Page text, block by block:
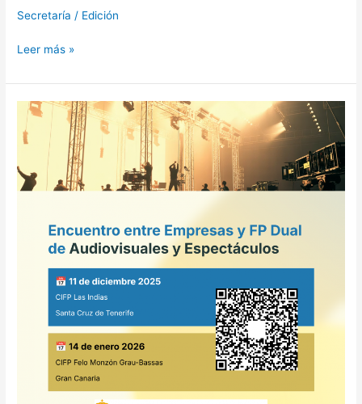
Secretaría / Edición
Leer más »
Encuentro
entre
empresas
FP
Audiovisuales
Espectáculos